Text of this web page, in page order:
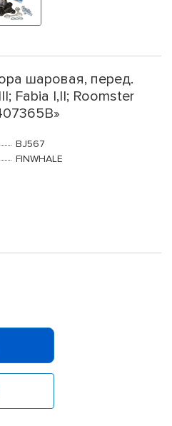
шаровая, перед.
Fabia I,II; Roomster
BJ567
FINWHALE